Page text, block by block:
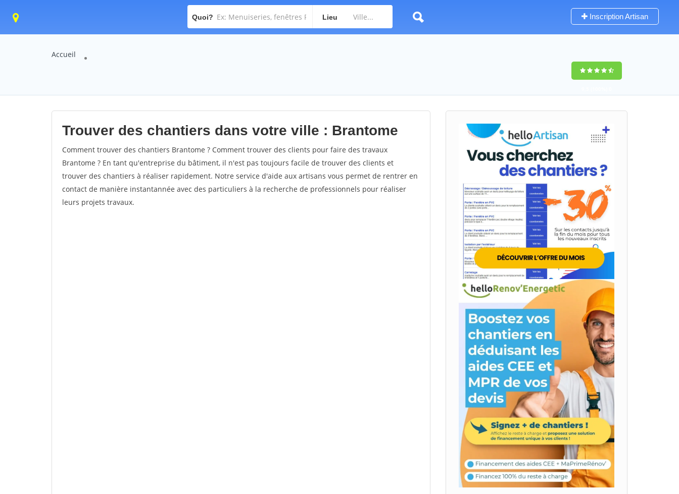
Quoi? Lieu Inscription Artisan
Accueil
Trouver des chantiers dans votre ville : Brantome
Comment trouver des chantiers Brantome ? Comment trouver des clients pour faire des travaux
Brantome ? En tant qu'entreprise du bâtiment, il n'est pas toujours facile de trouver des clients et
trouver des chantiers à réaliser rapidement. Notre service d'aide aux artisans vous permet de rentrer en
contact de manière instantannée avec des particuliers à la recherche de professionnels pour réaliser
leurs projets travaux.